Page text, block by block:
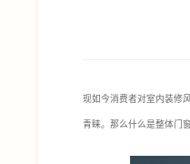
现如今消费者对室内装修
青睐。那么什么是整体门